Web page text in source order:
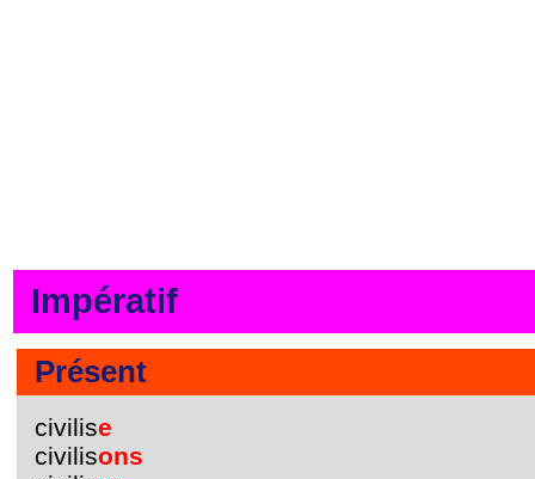
Impératif
Présent
civilise
civilisons